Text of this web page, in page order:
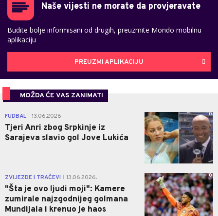
Naše vijesti ne morate da provjeravate
Budite bolje informisani od drugih, preuzmite Mondo mobilnu
aplikaciju
PREUZMI APLIKACIJU
MOŽDA ĆE VAS ZANIMATI
FUDBAL 13.06.2026.
Tjeri Anri zbog Srpkinje iz
Sarajeva slavio gol Jove Lukića
0
ZVIJEZDE I TRAČEVI 13.06.2026.
"Šta je ovo ljudi moji": Kamere
zumirale najzgodnijeg golmana
Mundijala i krenuo je haos
0